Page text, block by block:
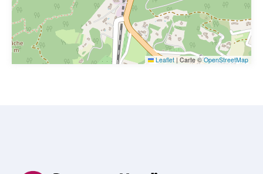
Leaflet | Carte ©OpenStreetMap